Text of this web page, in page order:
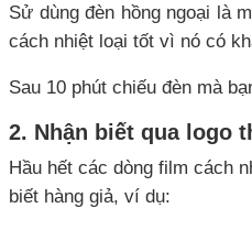
Sử dùng đèn hồng ngoại là
cách nhiệt loại tốt vì nó có
Sau 10 phút chiếu đèn mà
2. Nhận biết qua logo
Hầu hết các dòng film cách
biết hàng giả, ví dụ: